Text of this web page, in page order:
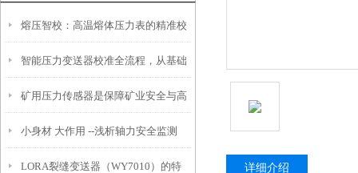
熔压智校：高温熔体压力表的精准校
准技术
智能压力变送器校准全流程，从基础
操作到精准调优
矿用压力传感器是保障矿业安全与高
效生产的关键装备
小身材 大作用 --浅析轴力安全监测
LORA裂缝变送器（WY7010）的特 详细介绍